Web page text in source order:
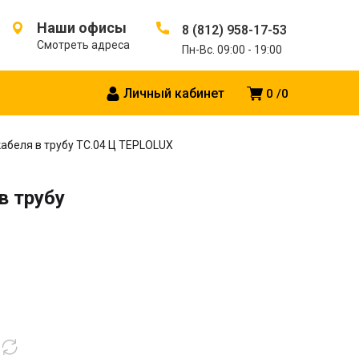
Наши офисы
Смотреть адреса
8 (812) 958-17-53
Пн-Вс. 09:00 - 19:00
0 0
Личный кабинет
в трубу ТС.04 Ц TEPLOLUX
трубу